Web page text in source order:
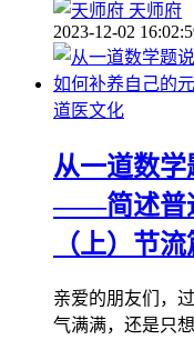
天师府
2023-12-02
道医文化
从一道数
——简述普
（上）节流
亲爱的朋友们，
气满满，还是只